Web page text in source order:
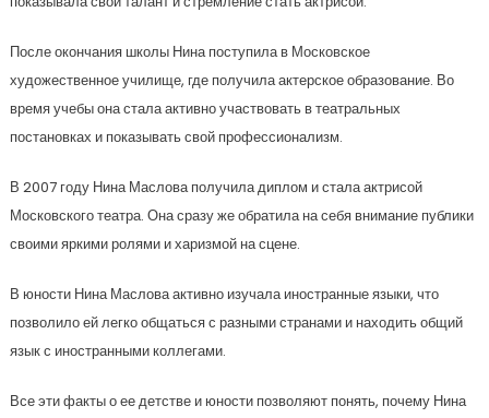
После окончания школы Нина поступила в Московское
художественное училище, где получила актерское образование. Во
время учебы она стала активно участвовать в театральных
постановках и показывать свой профессионализм.
В 2007 году Нина Маслова получила диплом и стала актрисой
Московского театра. Она сразу же обратила на себя внимание публики
своими яркими ролями и харизмой на сцене.
В юности Нина Маслова активно изучала иностранные языки, что
позволило ей легко общаться с разными странами и находить общий
язык с иностранными коллегами.
Все эти факты о ее детстве и юности позволяют понять, почему Нина